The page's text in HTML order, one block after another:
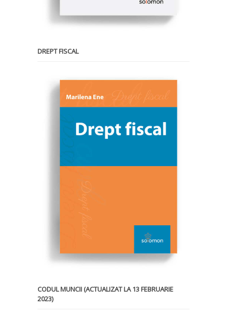
DREPT FISCAL
CODUL MUNCII (ACTUALIZAT LA 13 FEBRUARIE
2023)